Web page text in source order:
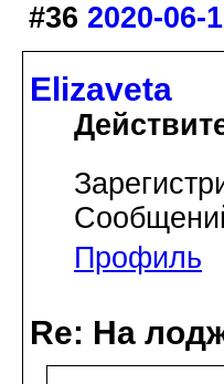
#36 2020-06-
Elizaveta
Профиль
Re: На